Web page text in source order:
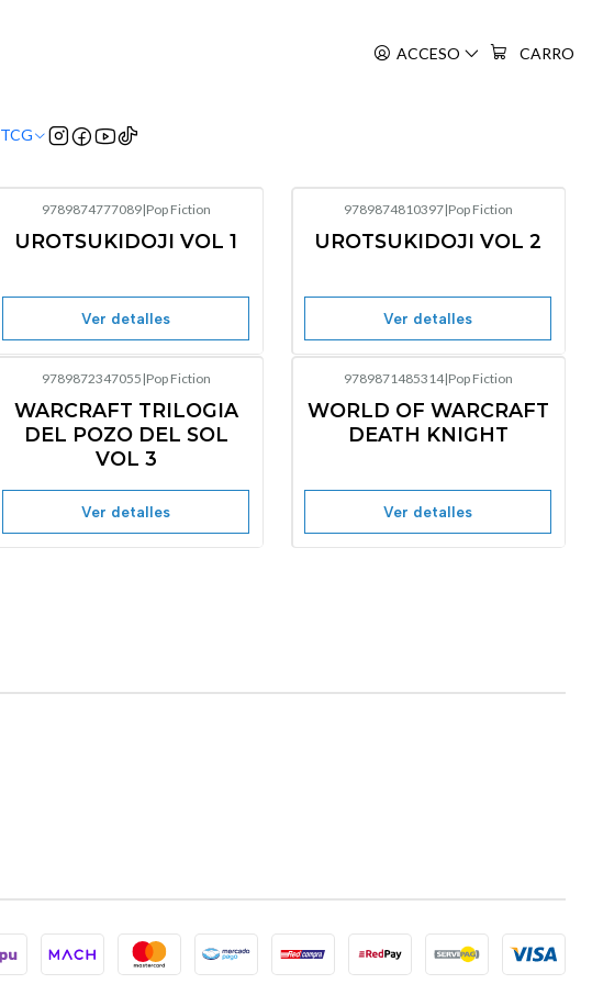
ACCESO CARRO
TCG
Agotado
9789874777089|Pop Fiction
UROTSUKIDOJI VOL 1
Ver detalles
Agotado
9789874810397|Pop Fiction
UROTSUKIDOJI VOL 2
Ver detalles
Agotado
9789872347055 |Pop Fiction
WARCRAFT TRILOGIA
DEL POZO DEL SOL
VOL 3
Ver detalles
Agotado
9789871485314|Pop Fiction
WORLD OF WARCRAFT
DEATH KNIGHT
Ver detalles